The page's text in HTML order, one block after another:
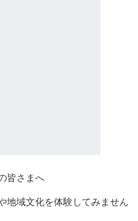
皆さまへ
地域文化を体験してみません